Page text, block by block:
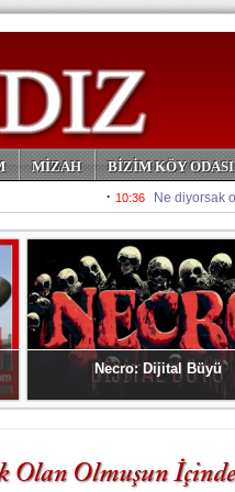
MİZAH BİZİM KÖY ODASI
Necro: Dijital Büyü